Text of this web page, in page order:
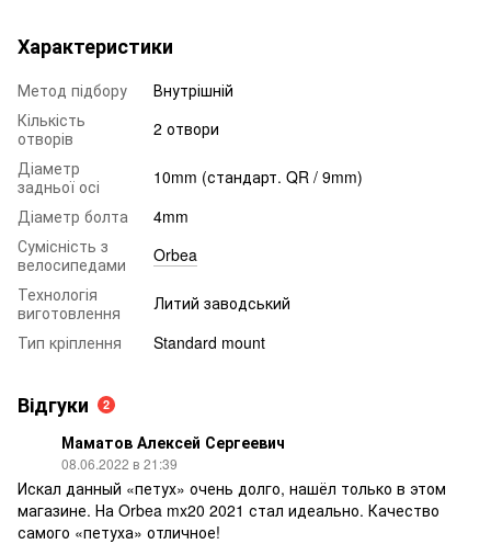
Характеристики
Метод підбору
Внутрішній
Кількість
отворів
2 отвори
Діаметр
задньої осі
10mm (стандарт. QR / 9mm)
Діаметр болта
4mm
Сумісність з
велосипедами
Orbea
Технологія
виготовлення
Литий заводський
Тип кріплення
Standard mount
Відгуки 2
Маматов Алексей Сергеевич
08.06.2022 в 21:39
Искал данный «петух» очень долго, нашёл только в этом
магазине. На Orbea mx20 2021 стал идеально. Качество
самого «петуха» отличное!